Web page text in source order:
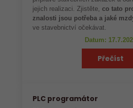
jejich realizaci. Zjistěte,co tato
znalosti jsou potřeba a jaké
ve stavebnictví očekávat.
Datum:
Přečíst
PLC programátor